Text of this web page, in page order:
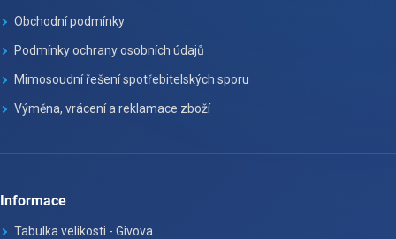
Obchodní podmínky
Podmínky ochrany osobních údajů
Mimosoudní řešení spotřebitelských sporu
Výměna, vrácení a reklamace zboží
Informace
Tabulka velikosti - Givova